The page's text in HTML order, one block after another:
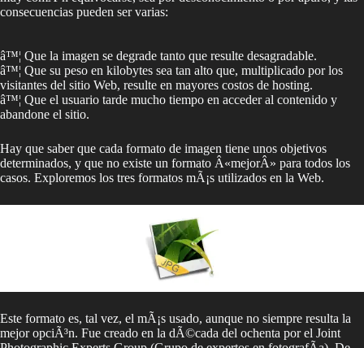
consecuencias pueden ser varias:
â™¦ Que la imagen se degrade tanto que resulte desagradable.
â™¦ Que su peso en kilobytes sea tan alto que, multiplicado por los
visitantes del sitio Web, resulte en mayores costos de hosting.
â™¦ Que el usuario tarde mucho tiempo en acceder al contenido y
abandone el sitio.
Hay que saber que cada formato de imagen tiene unos objetivos
determinados, y que no existe un formato Â«mejorÂ» para todos los
casos. Exploremos los tres formatos mÃ¡s utilizados en la Web.
Este formato es, tal vez, el mÃ¡s usado, aunque no siempre resulta la
mejor opciÃ³n. Fue creado en la dÃ©cada del ochenta por el Joint